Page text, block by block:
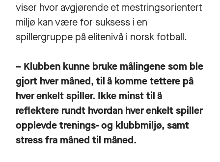
viser hvor avgjørende et mestringsorientert
miljø kan være for suksess i en
spillergruppe på elitenivå i norsk fotball.
– Klubben kunne bruke målingene som ble
gjort hver måned, til å komme tettere på
hver enkelt spiller. Ikke minst til å
reflektere rundt hvordan hver enkelt spiller
opplevde trenings- og klubbmiljø, samt
stress fra måned til måned.